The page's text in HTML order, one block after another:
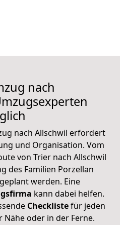
nach
nach Allschwil erfordert
und Organisation. Vom
von Trier nach Allschwil
des Familien Porzellan
werden. Eine
kann dabei helfen.
Checklistefür jeden
Nähe oder in der Ferne.